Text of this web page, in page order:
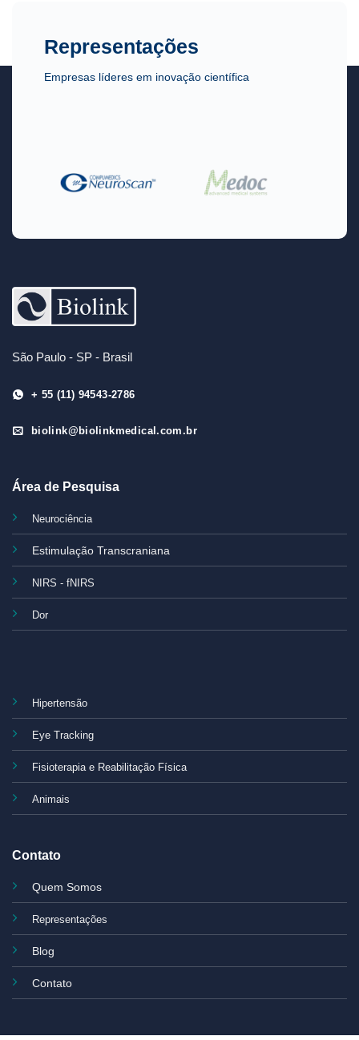
Representações
Empresas líderes em inovação científica
São Paulo - SP - Brasil
+ 55 (11) 94543-2786
biolink@biolinkmedical.com.br
Área de Pesquisa
Neurociência
Estimulação Transcraniana
NIRS - fNIRS
Dor
Hipertensão
Eye Tracking
Fisioterapia e Reabilitação Física
Animais
Contato
Quem Somos
Representações
Blog
Contato